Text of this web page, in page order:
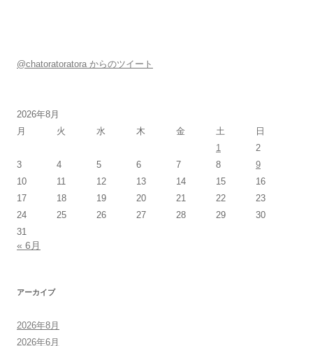
@chatoratoratora からのツイート
2026年8月
月
火 水 木 金 土
日
1
2
3
4 5 6 7 8
9
10
11 12 13 14 15
16
17
18 19 20 21 22
23
24
25 26 27 28 29
30
31
« 6月
アーカイブ
2026年8月
2026年6月